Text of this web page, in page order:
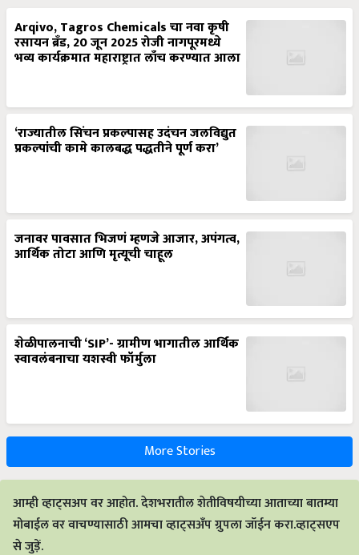
रसायन ब्रँड, 20 जून 2025 रोजी नागपूरमध्ये
भव्य कार्यक्रमात महाराष्ट्रात लाँच करण्यात आला
प्रकल्पांची कामे कालबद्ध पद्धतीने पूर्ण करा’
जनावर पावसात भिजणं म्हणजे आजार, अपंगत्व,
आर्थिक तोटा आणि मृत्यूची चाहूल
स्वावलंबनाचा यशस्वी फॉर्मुला
More Stories
आम्ही व्हाट्सअप वर आहोत. देशभरातील शेतीविषयीच्या आताच्या बातम्या
मोबाईल वर वाचण्यासाठी आमचा व्हाट्सअँप ग्रुपला जॉईन करा.व्हाट्सएप
से जुड़ें.